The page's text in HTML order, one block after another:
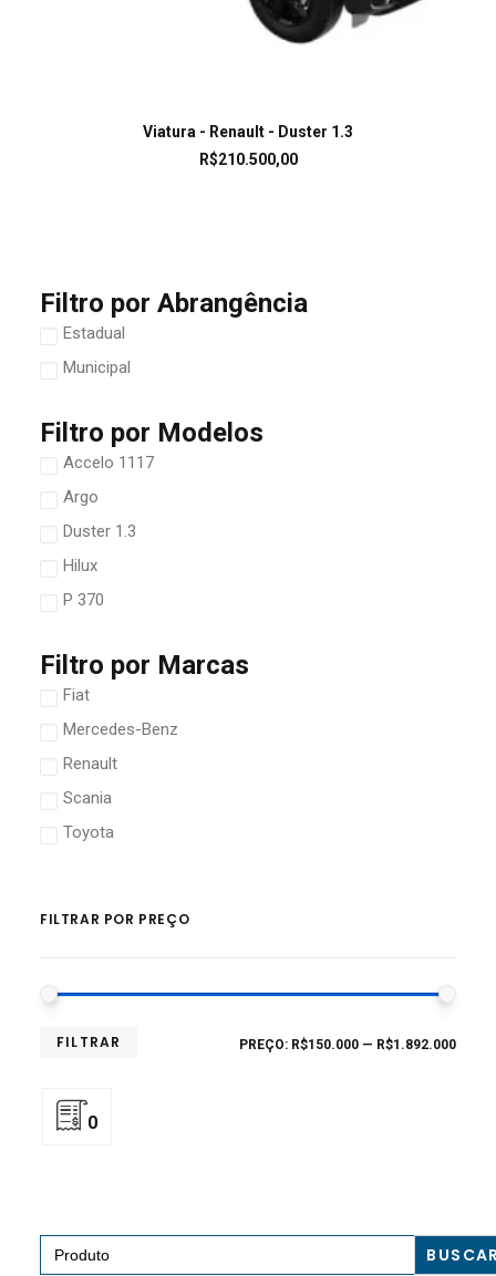
LEIA MAIS
Viatura - Renault - Duster 1.3
R$210.500,00
Filtro por Abrangência
Estadual
Municipal
Filtro por Modelos
Accelo 1117
Argo
Duster 1.3
Hilux
P 370
Filtro por Marcas
Fiat
Mercedes-Benz
Renault
Scania
Toyota
FILTRAR POR PREÇO
FILTRAR PREÇO: R$150.000 — R$1.892.000
0
Search
for: